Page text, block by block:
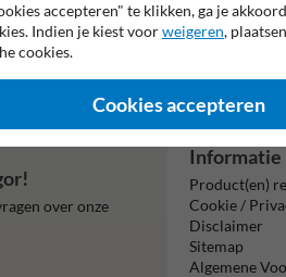
over onze
Informatie
Product(en)
Cookie /
Disclaimer
Sitemap
Algemene
accepteren" te klikken, ga je
Indien je kiest voorweigeren,
cookies.
Cookies accepteren